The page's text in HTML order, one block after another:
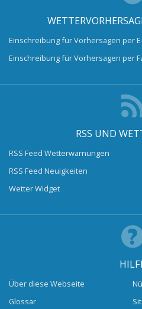
Einschreibung für Vorhersagen per
Einschreibung für Vorhersagen per
RSS UND
RSS Feed Wetterwarnungen
RSS Feed Neuigkeiten
Wetter Widget
Über diese Webseite
Glossar